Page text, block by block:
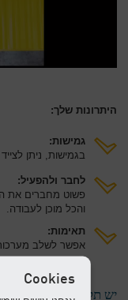
היתרונות שלך:
גמישות:
בגמישות, ניתן
לחבר ולהפעיל:
פשוט מחברים את
והכל מוכן לעבודה.
תאימות:
אפשר לשלב
יש תקלה במדחס?
Cookies